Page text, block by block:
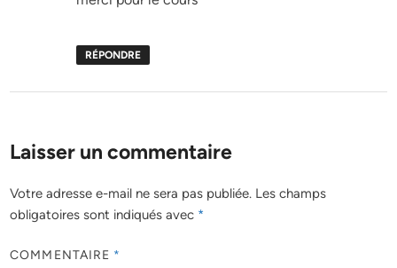
RÉPONDRE
Laisser un commentaire
Votre adresse e-mail ne sera pas publiée. Les champs
obligatoires sont indiqués avec *
COMMENTAIRE *